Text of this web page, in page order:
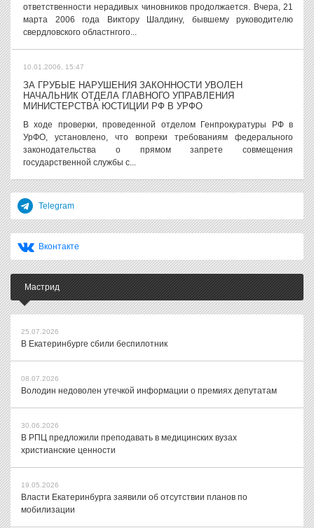
ответственности нерадивых чиновников продолжается. Вчера, 21
марта 2006 года Виктору Шалдину, бывшему руководителю
свердловского областнгого...
10.01.2006, 15:47
ЗА ГРУБЫЕ НАРУШЕНИЯ ЗАКОННОСТИ УВОЛЕН
НАЧАЛЬНИК ОТДЕЛА ГЛАВНОГО УПРАВЛЕНИЯ
МИНИСТЕРСТВА ЮСТИЦИИ РФ В УРФО
В ходе проверки, проведенной отделом Генпрокуратуры РФ в
УрФО, установлено, что вопреки требованиям федерального
законодательства о прямом запрете совмещения
государственной службы с...
Telegram
Вконтакте
Мастрид
25.07.2026
В Екатеринбурге сбили беспилотник
08.07.2026
Володин недоволен утечкой информации о премиях депутатам
30.06.2026
В РПЦ предложили преподавать в медицинских вузах
христианские ценности
19.05.2026
Власти Екатеринбурга заявили об отсутствии планов по
мобилизации